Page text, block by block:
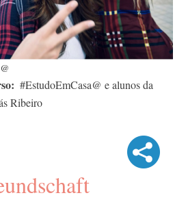
#EstudoEmCasa@ e alunos da
Ribeiro